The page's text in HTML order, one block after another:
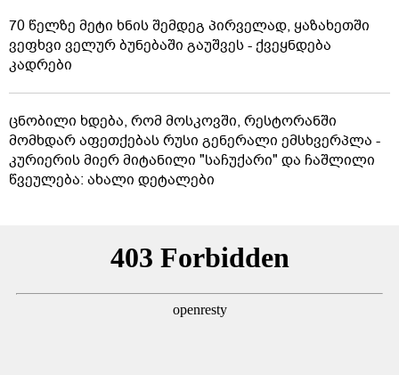
70 წელზე მეტი ხნის შემდეგ პირველად, ყაზახეთში
ვეფხვი ველურ ბუნებაში გაუშვეს - ქვეყნდება
კადრები
ცნობილი ხდება, რომ მოსკოვში, რესტორანში
მომხდარ აფეთქებას რუსი გენერალი ემსხვერპლა -
კურიერის მიერ მიტანილი "საჩუქარი" და ჩაშლილი
წვეულება: ახალი დეტალები